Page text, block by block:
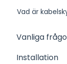
Vad är
Vanliga
Emaldo
Installation